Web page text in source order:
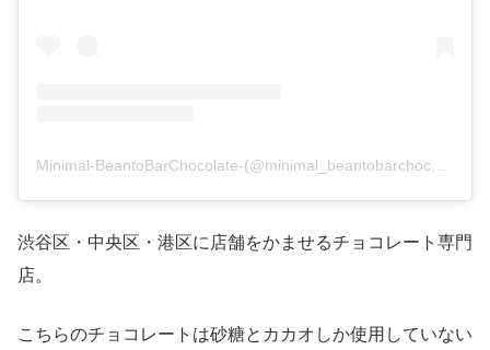
Minimal-BeantoBarChocolate-(@minimal_beantobarchocolate)がシェアした投稿
渋谷区・中央区・港区に店舗をかませるチョコレート専門
店。
こちらのチョコレートは砂糖とカカオしか使用していない